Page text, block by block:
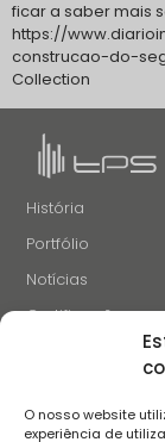
O nosso website
experiência de
ficar a saber mais
https://
construcao-do-
Collection
História
Portfólio
Notícias
Certificações
SIGA-NOS